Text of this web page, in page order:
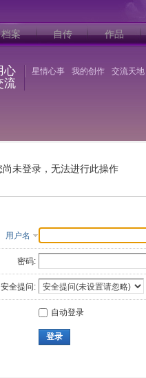
档案 自传 作品
心
流
星情心事 我的创作 交流天地
尚未登录，无法进行此操作
用户名
密码:
安全提问:
自动登录
登录